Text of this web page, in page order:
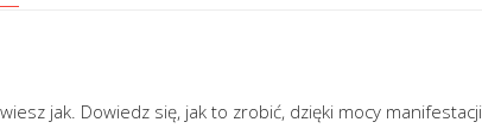
jak. Dowiedz się, jak to zrobić, dzięki mocy manifestacji.